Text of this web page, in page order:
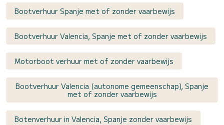
Bootverhuur Spanje met of zonder vaarbewijs
Bootverhuur Valencia, Spanje met of zonder vaarbewijs
Motorboot verhuur met of zonder vaarbewijs
Bootverhuur Valencia (autonome gemeenschap), Spanje
met of zonder vaarbewijs
Botenverhuur in Valencia, Spanje zonder vaarbewijs